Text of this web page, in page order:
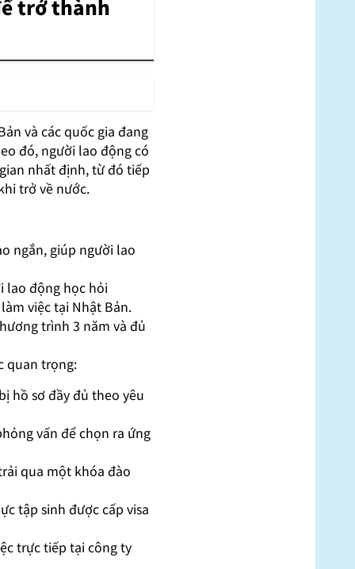
trở thành
và các quốc gia đang
đó, người lao động có
nhất định, từ đó tiếp
trở về nước.
ngắn, giúp người lao
lao động học hỏi
việc tại Nhật Bản.
trình 3 năm và đủ
quan trọng:
hồ sơ đầy đủ theo yêu
vấn để chọn ra ứng
qua một khóa đào
tập sinh được cấp visa
trực tiếp tại công ty